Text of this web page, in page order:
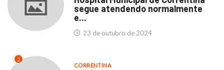
segue atendendo normalmente
e...
23 de outubro de 2024
2
CORRENTINA